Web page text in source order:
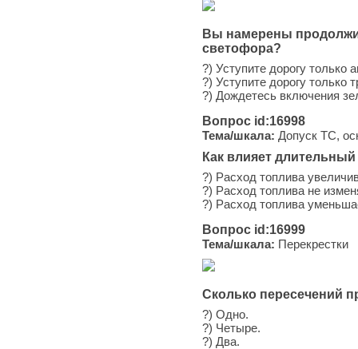
Вы намерены
светофора?
?) Уступите дорогу только
?) Уступите дорогу только
?) Дождетесь включения
Вопрос id:16998
Тема/шкала: Допуск ТС,
Как влияет
?) Расход топлива
?) Расход топлива не
?) Расход топлива
Вопрос id:16999
Тема/шкала: Перекрестки
Сколько пересечений
?) Одно.
?) Четыре.
?) Два.